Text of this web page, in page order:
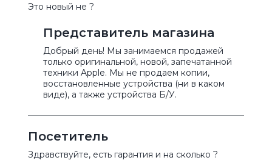
Это новый не ?
Представитель магазина
Добрый день! Мы занимаемся продажей
только оригинальной, новой, запечатанной
техники Apple. Мы не продаем копии,
восстановленные устройства (ни в каком
виде), а также устройства Б/У.
Посетитель
Здравствуйте, есть гарантия и на сколько ?